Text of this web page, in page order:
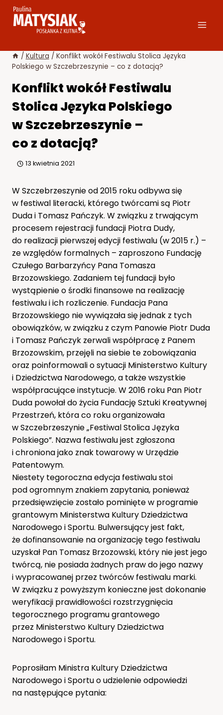
Przejdź
/ Kultura / Konflikt wokół Festiwalu Stolica Języka
Polskiego w Szczebrzeszynie – co z dotacją?
Konflikt wokół Festiwalu
Stolica Języka Polskiego
w Szczebrzeszynie –
co z dotacją?
13 kwietnia 2021
W Szczebrzeszynie od 2015 roku odbywa się
w festiwal literacki, którego twórcami są Piotr
Duda i Tomasz Pańczyk. W związku z trwającym
procesem rejestracji fundacji Piotra Dudy,
do realizacji pierwszej edycji festiwalu (w 2015 r.) –
ze względów formalnych – zaproszono Fundację
Czułego Barbarzyńcy Pana Tomasza
Brzozowskiego. Zadaniem tej fundacji było
wystąpienie o środki finansowe na realizację
festiwalu i ich rozliczenie. Fundacja Pana
Brzozowskiego nie wywiązała się jednak z tych
obowiązków, w związku z czym Panowie Piotr Duda
i Tomasz Pańczyk zerwali współpracę z Panem
Brzozowskim, przejęli na siebie te zobowiązania
oraz poinformowali o sytuacji Ministerstwo Kultury
i Dziedzictwa Narodowego, a także wszystkie
współpracujące instytucje. W 2016 roku Pan Piotr
Duda powołał do życia Fundację Sztuki Kreatywnej
Przestrzeń, która co roku organizowała
w Szczebrzeszynie „Festiwal Stolica Języka
Polskiego”. Nazwa festiwalu jest zgłoszona
i chroniona jako znak towarowy w Urzędzie
Patentowym.
Niestety tegoroczna edycja festiwalu stoi
pod ogromnym znakiem zapytania, ponieważ
przedsięwzięcie zostało pominięte w programie
grantowym Ministerstwa Kultury Dziedzictwa
Narodowego i Sportu. Bulwersujący jest fakt,
że dofinansowanie na organizację tego festiwalu
uzyskał Pan Tomasz Brzozowski, który nie jest jego
twórcą, nie posiada żadnych praw do jego nazwy
i wypracowanej przez twórców festiwalu marki.
W związku z powyższym konieczne jest dokonanie
weryfikacji prawidłowości rozstrzygnięcia
tegorocznego programu grantowego
przez Ministerstwo Kultury Dziedzictwa
Narodowego i Sportu.
Poprosiłam Ministra Kultury Dziedzictwa
Narodowego i Sportu o udzielenie odpowiedzi
na następujące pytania: